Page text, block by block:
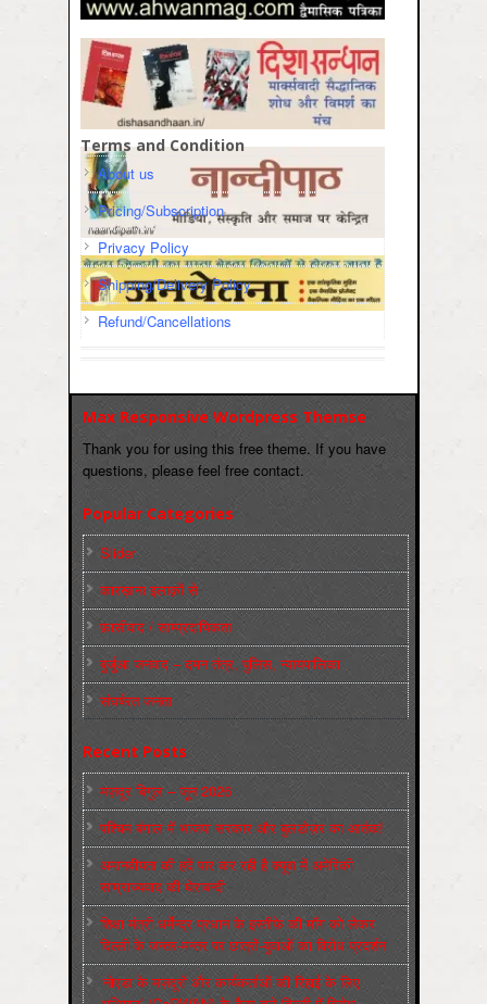
Terms and Condition
About us
Pricing/Subscription
Privacy Policy
Shipping/Delivery Policy
Refund/Cancellations
Max Responsive Wordpress Themse
Thank you for using this free theme. If you have
questions, please feel free contact.
Popular Categories
Slider
कारख़ाना इलाक़ों से
फ़ासीवाद / साम्‍प्रदायिकता
बुर्जुआ जनवाद – दमन तंत्र, पुलिस, न्‍यायपालिका
संघर्षरत जनता
Recent Posts
मज़दूर बिगुल – जून 2026
पश्चिम बंगाल में भाजपा सरकार और बुलडोज़र का आतंक!
अमानवीयता की हदें पार कर रही है क्यूबा में अमेरिकी
साम्राज्यवाद की घेराबन्दी
शिक्षा मंत्री धर्मेन्द्र प्रधान के इस्तीफ़े की माँग को लेकर
दिल्ली के जन्तर-मन्तर पर छात्रों-युवाओं का विरोध प्रदर्शन
‘नोएडा के मज़दूरों और कार्यकर्ताओं की रिहाई के लिए